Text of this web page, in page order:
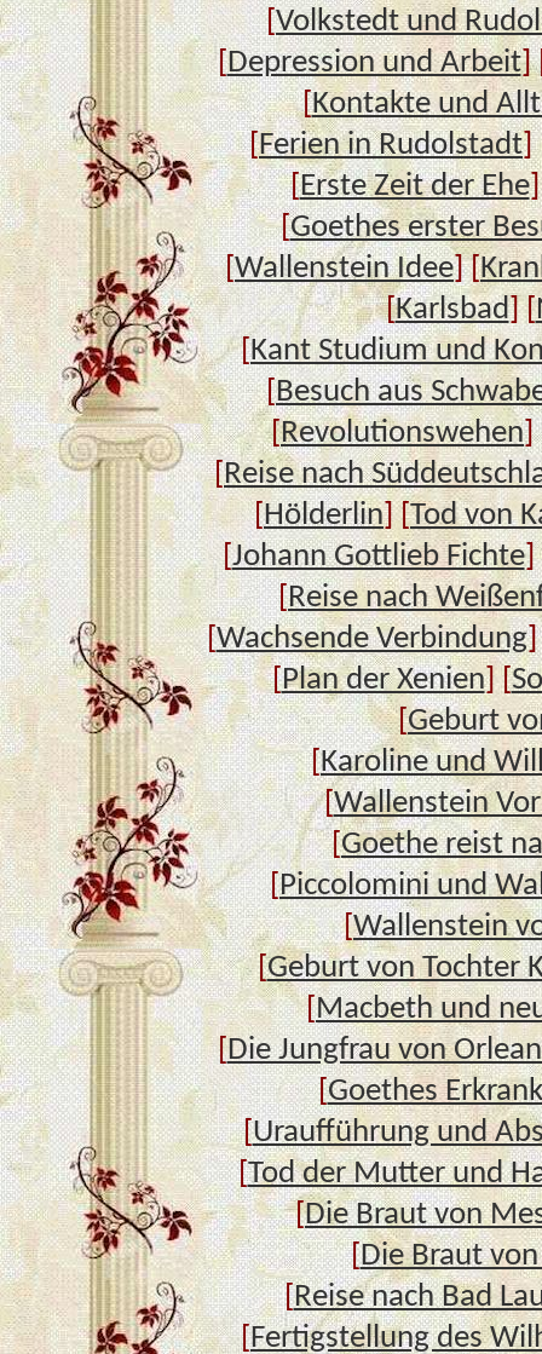
[Volkstedt und
[Depression und Arbeit]
[Kontakte und
[Ferien in Rudolstadt]
[Erste Zeit der Ehe
[Goethes erster
[Wallenstein Idee] [
[Karlsbad] [
[Kant Studium und
[Besuch aus
[Revolutionswehen]
[Reise nach
[Hölderlin] [Tod von
[Johann Gottlieb Fichte]
[Reise nach
[Wachsende Verbindung]
[Plan der Xenien] [
[Geburt
[Karoline und
[Wallenstein
[Goethe reist
[Piccolomini und
[Wallenstein
[Geburt von Tochter
[Macbeth und
[Die Jungfrau von
[Goethes
[Uraufführung und
[Tod der Mutter und
[Die Braut von
[Die Braut
[Reise nach Bad
[Fertigstellung des